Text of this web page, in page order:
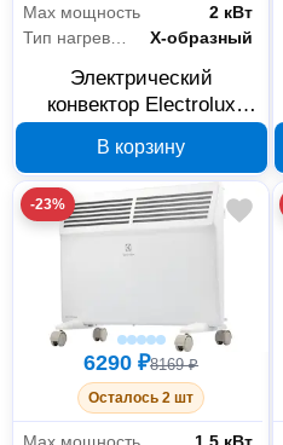
Max мощность
2 кВт
Х-образный
Электрический
конвектор Electrolux
НС-1120252
В корзину
-23%
6290 ₽8169 ₽
Осталось 2 шт
Max мощность 1.5 кВт